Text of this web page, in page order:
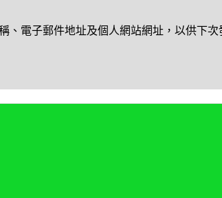
、電子郵件地址及個人網站網址，以供下次